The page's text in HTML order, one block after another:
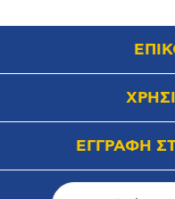
ΕΓΓΡΑΦΗ